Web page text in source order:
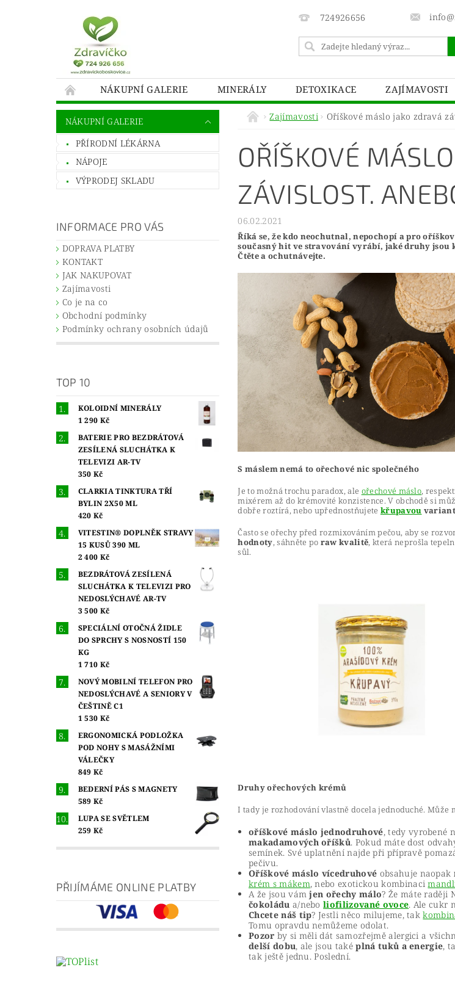
724926656
NÁKUPNÍ GALERIE MINERÁLY DETOXIKACE ZAJÍMAVOSTI
NÁKUPNÍ GALERIE
PŘÍRODNÍ LÉKÁRNA
NÁPOJE
VÝPRODEJ SKLADU
INFORMACE PRO VÁS
DOPRAVA PLATBY
KONTAKT
JAK NAKUPOVAT
Zajímavosti
Co je na co
Obchodní podmínky
Podmínky ochrany osobních údajů
TOP 10
KOLOIDNÍ MINERÁLY
1 290 Kč
BATERIE PRO BEZDRÁTOVÁ
ZESÍLENÁ SLUCHÁTKA K
TELEVIZI AR-TV
350 Kč
CLARKIA TINKTURA TŘÍ
BYLIN 2X50 ML
420 Kč
VITESTIN® DOPLNĚK STRAVY
15 KUSŮ 390 ML
2 400 Kč
BEZDRÁTOVÁ ZESÍLENÁ
SLUCHÁTKA K TELEVIZI PRO
NEDOSLÝCHAVÉ AR-TV
3 500 Kč
SPECIÁLNÍ OTOČNÁ ŽIDLE
DO SPRCHY S NOSNOSTÍ 150
KG
1 710 Kč
NOVÝ MOBILNÍ TELEFON PRO
NEDOSLÝCHAVÉ A SENIORY V
ČEŠTINĚ C1
1 530 Kč
ERGONOMICKÁ PODLOŽKA
POD NOHY S MASÁŽNÍMI
VÁLEČKY
849 Kč
BEDERNÍ PÁS S MAGNETY
589 Kč
LUPA SE SVĚTLEM
259 Kč
PŘIJÍMÁME ONLINE PLATBY
Zajímavosti Oříškové máslo jako zdravá
OŘÍŠKOVÉ
ZÁVISLOST.
06.02.2021
Říká se, že kdo neochutnal, nepochopí a pro
současný hit ve stravování vyrábí, jaké druhy jsou
Čtěte a ochutnávejte.
S máslem nemá to ořechové nic společného
Je to možná trochu paradox, ale ořechové máslo,
mixérem až do krémovité konzistence. V obchodě si
dobře roztírá, nebo upřednostňujete křupavou
Často se ořechy před rozmixováním pečou, aby se
hodnoty, sáhněte po raw kvalitě, která neprošla
sůl.
Druhy ořechových krémů
I tady je rozhodování vlastně docela jednoduché. Může
oříškové máslo jednodruhové, tedy vyrobené
makadamových oříšků. Pokud máte dost
semínek. Své uplatnění najde při přípravě
pečivu.
Oříškové máslo vícedruhové obsahuje naopak
krém s mákem, nebo exotickou kombinaci
A že jsou vámjen ořechy málo? Že máte raději
čokoládu a/neboliofilizované ovoce. Ale cukr
Chcete náš tip? Jestli něco milujeme, tak
Tomu opravdu nemůžeme odolat.
Pozor by si měli dát samozřejmě alergici a
delší dobu, ale jsou taképlná tuků a energie,
tak ještě jednu. Poslední.